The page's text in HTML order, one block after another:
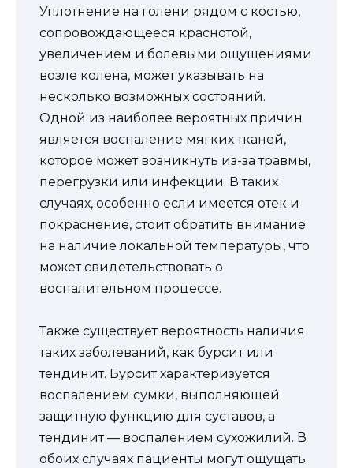
Уплотнение на голени рядом с костью,
сопровождающееся краснотой,
увеличением и болевыми ощущениями
возле колена, может указывать на
несколько возможных состояний.
Одной из наиболее вероятных причин
является воспаление мягких тканей,
которое может возникнуть из-за травмы,
перегрузки или инфекции. В таких
случаях, особенно если имеется отек и
покраснение, стоит обратить внимание
на наличие локальной температуры, что
может свидетельствовать о
воспалительном процессе.
Также существует вероятность наличия
таких заболеваний, как бурсит или
тендинит. Бурсит характеризуется
воспалением сумки, выполняющей
защитную функцию для суставов, а
тендинит — воспалением сухожилий. В
обоих случаях пациенты могут ощущать